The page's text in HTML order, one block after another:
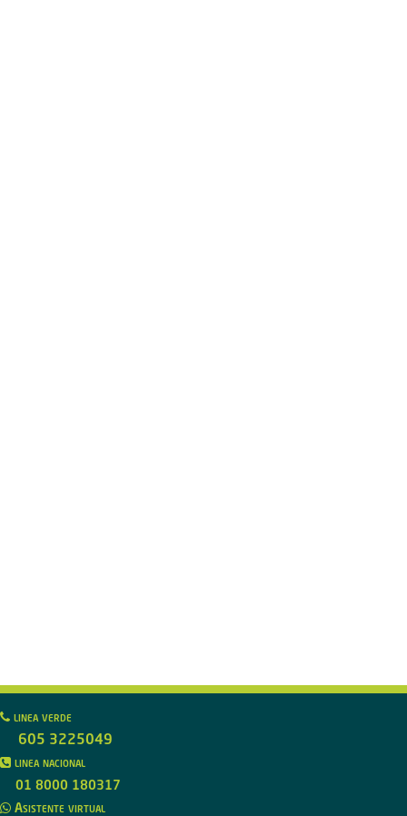
linea verde
605 3225049
linea nacional
01 8000 180317
Asistente virtual